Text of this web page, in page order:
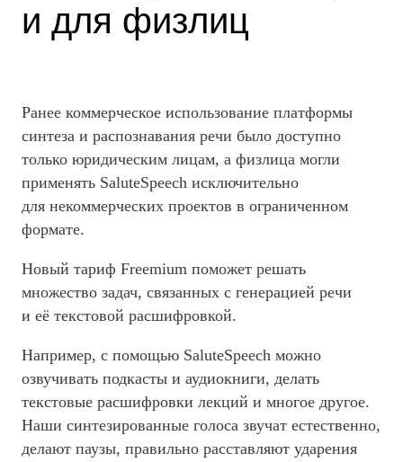
и для физлиц
Ранее коммерческое использование платформы
синтеза и распознавания речи было доступно
только юридическим лицам, а физлица могли
применять SaluteSpeech исключительно
для некоммерческих проектов в ограниченном
формате.
Новый тариф Freemium поможет решать
множество задач, связанных с генерацией речи
и её текстовой расшифровкой.
Например, с помощью SaluteSpeech можно
озвучивать подкасты и аудиокниги, делать
текстовые расшифровки лекций и многое другое.
Наши синтезированные голоса звучат естественно,
делают паузы, правильно расставляют ударения